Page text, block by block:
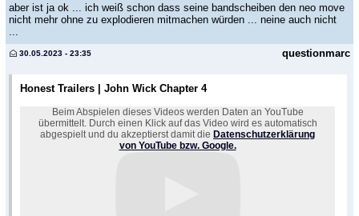
aber ist ja ok ... ich weiß schon dass seine bandscheiben den neo move
nicht mehr ohne zu explodieren mitmachen würden ... neine auch nicht
questionmarc
30.05.2023 - 23:35
Honest Trailers | John Wick Chapter 4
Beim Abspielen dieses Videos werden Daten an YouTube
übermittelt. Durch einen Klick auf das Video wird es automatisch
abgespielt und du akzeptierst damit die Datenschutzerklärung
von YouTube bzw. Google.